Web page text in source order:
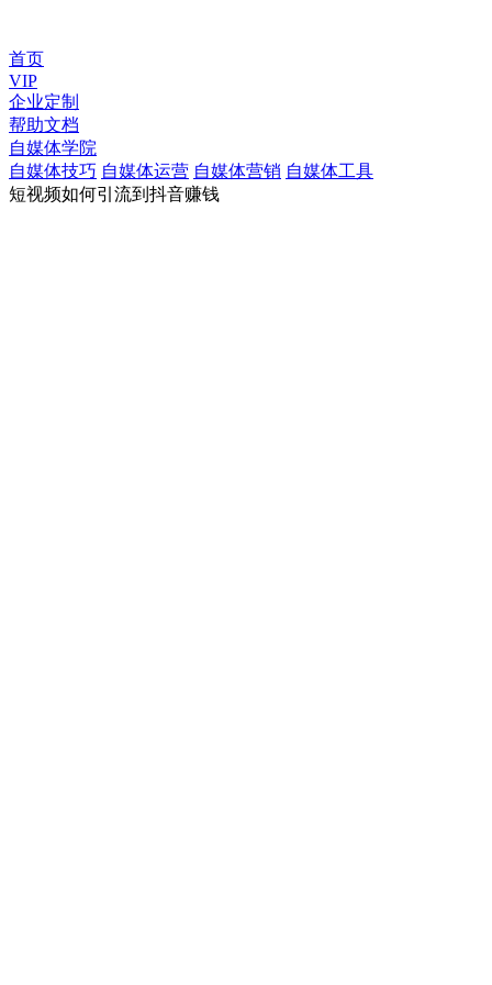
首页
VIP
企业定制
帮助文档
自媒体学院
自媒体技巧 自媒体运营 自媒体营销 自媒体工具
短视频如何引流到抖音赚钱